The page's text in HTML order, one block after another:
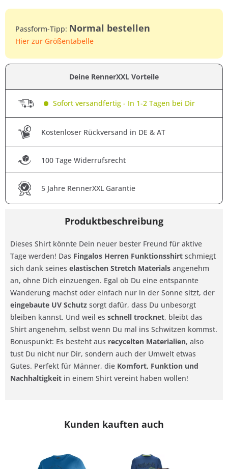
Passform-Tipp: Normal bestellen
Hier zur Größentabelle
Deine RennerXXL Vorteile
Sofort versandfertig - In 1-2 Tagen bei Dir
Kostenloser Rückversand in DE & AT
100 Tage Widerrufsrecht
5 Jahre RennerXXL Garantie
Produktbeschreibung
Dieses Shirt könnte Dein neuer bester Freund für aktive
Tage werden! Das Fingalos Herren Funktionsshirt schmiegt
sich dank seines elastischen Stretch Materials angenehm
an, ohne Dich einzuengen. Egal ob Du eine entspannte
Wanderung machst oder einfach nur in der Sonne sitzt, der
eingebaute UV Schutz sorgt dafür, dass Du unbesorgt
bleiben kannst. Und weil es schnell trocknet, bleibt das
Shirt angenehm, selbst wenn Du mal ins Schwitzen kommst.
Bonuspunkt: Es besteht aus recycelten Materialien, also
tust Du nicht nur Dir, sondern auch der Umwelt etwas
Gutes. Perfekt für Männer, die Komfort, Funktion und
Nachhaltigkeit in einem Shirt vereint haben wollen!
Kunden kauften auch